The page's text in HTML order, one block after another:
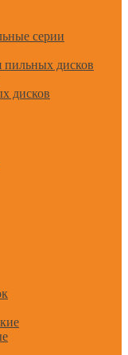
серии
пильных дисков
дисков